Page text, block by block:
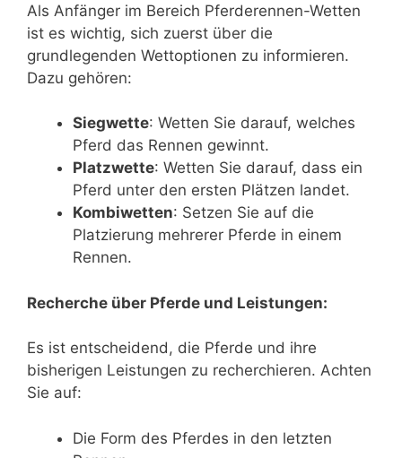
Als Anfänger im Bereich Pferderennen-Wetten
ist es wichtig, sich zuerst über die
grundlegenden Wettoptionen zu informieren.
Dazu gehören:
Siegwette: Wetten Sie darauf, welches
Pferd das Rennen gewinnt.
Platzwette: Wetten Sie darauf, dass ein
Pferd unter den ersten Plätzen landet.
Kombiwetten: Setzen Sie auf die
Platzierung mehrerer Pferde in einem
Rennen.
Recherche über Pferde und Leistungen:
Es ist entscheidend, die Pferde und ihre
bisherigen Leistungen zu recherchieren. Achten
Sie auf:
Die Form des Pferdes in den letzten